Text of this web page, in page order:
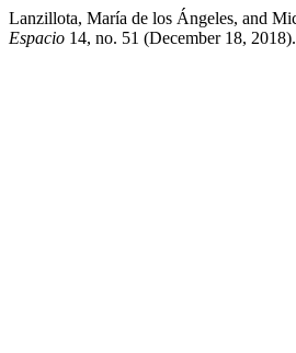
Lanzillota, María de los Ángeles, and
Espacio 14, no. 51 (December 18,